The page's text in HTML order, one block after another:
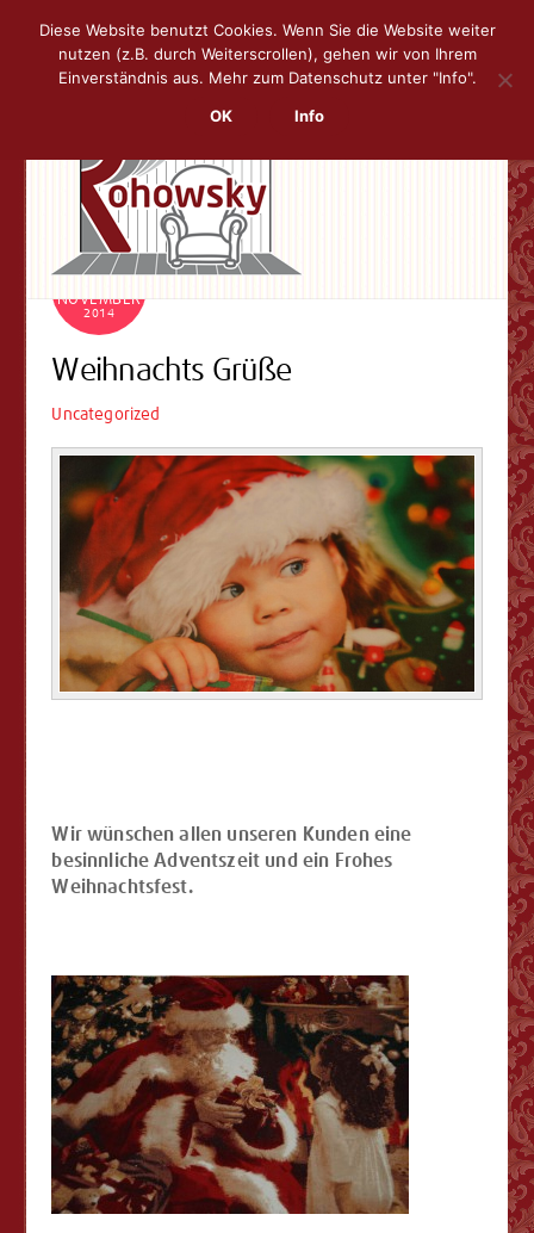
24
NOVEMBER
2014
Weihnachts Grüße
Uncategorized
Wir wünschen allen unseren Kunden eine
besinnliche Adventszeit und ein Frohes
Weihnachtsfest.
Diese Website benutzt Cookies. Wenn Sie die Website weiter
nutzen (z.B. durch Weiterscrollen), gehen wir von Ihrem
Einverständnis aus. Mehr zum Datenschutz unter "Info".
OK Info